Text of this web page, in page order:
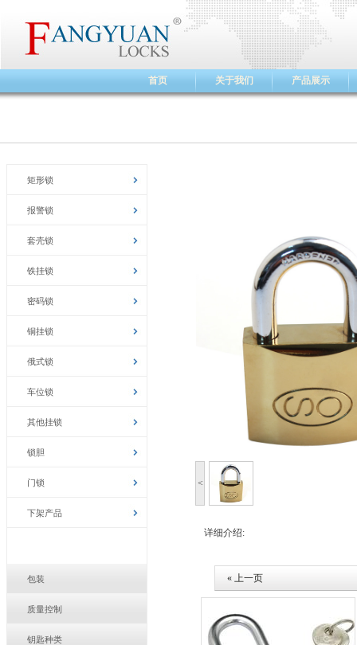
首页 关于我们 产品展示
矩形锁
报警锁
套壳锁
铁挂锁
密码锁
铜挂锁
俄式锁
车位锁
其他挂锁
锁胆
门锁
下架产品
包装
质量控制
钥匙种类
<
详细介绍:
« 上一页